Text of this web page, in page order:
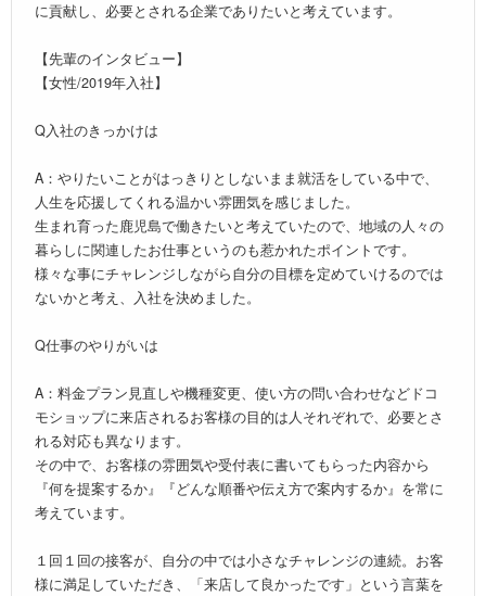
に貢献し、必要とされる企業でありたいと考えています。
【先輩のインタビュー】
【女性/2019年入社】
Q入社のきっかけは
A：やりたいことがはっきりとしないまま就活をしている中で、
人生を応援してくれる温かい雰囲気を感じました。
生まれ育った鹿児島で働きたいと考えていたので、地域の人々の
暮らしに関連したお仕事というのも惹かれたポイントです。
様々な事にチャレンジしながら自分の目標を定めていけるのでは
ないかと考え、入社を決めました。
Q仕事のやりがいは
A：料金プラン見直しや機種変更、使い方の問い合わせなどドコ
モショップに来店されるお客様の目的は人それぞれで、必要とさ
れる対応も異なります。
その中で、お客様の雰囲気や受付表に書いてもらった内容から
『何を提案するか』『どんな順番や伝え方で案内するか』を常に
考えています。
１回１回の接客が、自分の中では小さなチャレンジの連続。お客
様に満足していただき、「来店して良かったです」という言葉を